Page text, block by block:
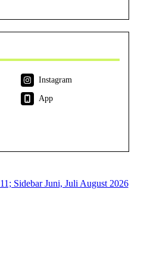
Instagram
App